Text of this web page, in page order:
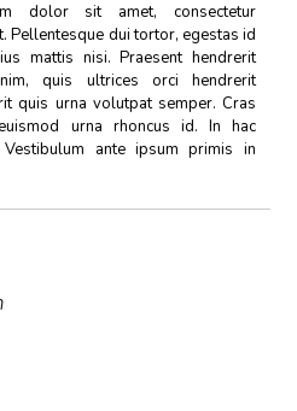
dolor sit amet, consectetur
Pellentesque dui tortor, egestas id
mattis nisi. Praesent hendrerit
quis ultrices orci hendrerit
quis urna volutpat semper. Cras
urna rhoncus id. In hac
ante ipsum primis in